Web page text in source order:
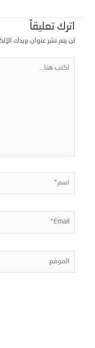
اترك تعليقاً
لن يتم نشر عنوان بريدك الإلكتروني.